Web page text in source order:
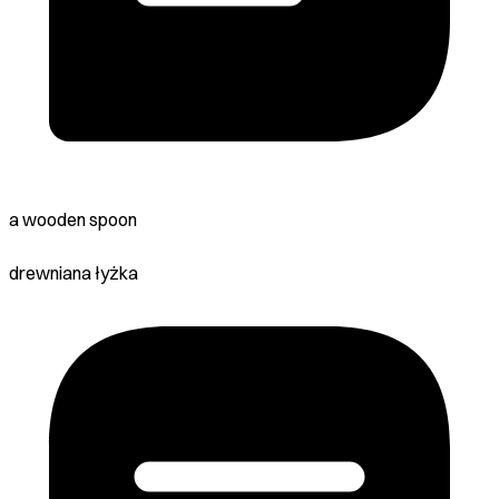
a wooden spoon
drewniana łyżka